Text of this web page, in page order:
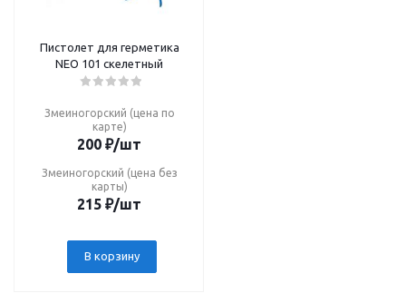
Пистолет для герметика
NEO 101 скелетный
Змеиногорский (цена по
карте)
200 ₽/шт
Змеиногорский (цена без
карты)
215 ₽/шт
В корзину